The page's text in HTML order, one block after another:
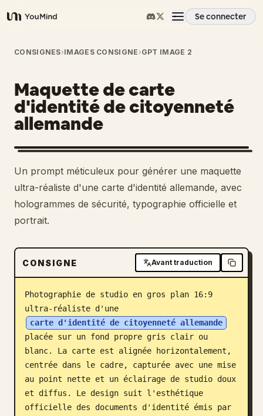
YouMind
Se connecter
Aperçu
Cas d'usage
Compétences
Invites
Tarifs
Blog
Mises à jour
CONSIGNES›IMAGES CONSIGNE ›GPT IMAGE 2
Maquette de carte
d'identité de citoyenneté
allemande
Un prompt méticuleux pour générer une maquette
ultra-réaliste d'une carte d'identité allemande, avec
hologrammes de sécurité, typographie officielle et
portrait.
CONSIGNE Avant traduction
Photographie de studio en gros plan 16:9
ultra-réaliste d'une
carte d'identité de citoyenneté allemande
placée sur un fond propre gris clair ou
blanc. La carte est alignée horizontalement,
centrée dans le cadre, capturée avec une mise
au point nette et un éclairage de studio doux
et diffus. Le design suit l'esthétique
officielle des documents d'identité émis par